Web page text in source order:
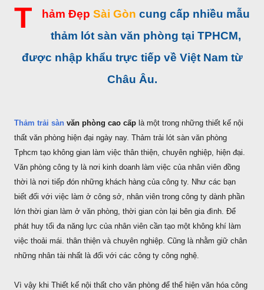
T hảm Đẹp Sài Gòn cung cấp nhiều mẫu
thảm lót sàn văn phòng tại TPHCM,
được nhập khẩu trực tiếp về Việt Nam từ
Châu Âu.
Thảm trải sàn văn phòng cao cấp là một trong những thiết kế nội
thất văn phòng hiện đại ngày nay. Thảm trải lót sàn văn phòng
Tphcm tạo không gian làm việc thân thiện, chuyên nghiệp, hiện đại.
Văn phòng công ty là nơi kinh doanh làm việc của nhân viên đồng
thời là nơi tiếp đón những khách hàng của công ty. Như các bạn
biết đối với việc làm ở công sở, nhân viên trong công ty dành phần
lớn thời gian làm ở văn phòng, thời gian còn lại bên gia đình. Để
phát huy tối đa năng lực của nhân viên cần tạo một không khí làm
việc thoải mái. thân thiện và chuyên nghiệp. Cũng là nhằm giữ chân
những nhân tài nhất là đối với các công ty công nghệ.
Vì vậy khi Thiết kế nội thất cho văn phòng để thể hiện văn hóa công